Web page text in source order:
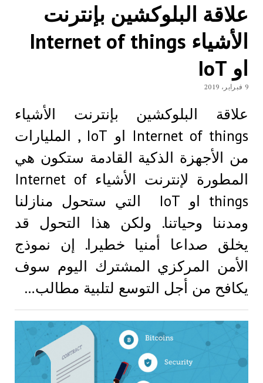
علاقة البلوكشين بإنترنت
الأشياء Internet of things
او IoT
9 فبراير، 2019
علاقة البلوكشين بإنترنت الأشياء
Internet of things او IoT , المليارات
من الأجهزة الذكية القادمة ستكون هي
المطورة لإنترنت الأشياء Internet of
things او IoT التي ستحول منازلنا
ومدننا وحياتنا. ولكن هذا التحول قد
يخلق صداعا أمنيا خطيرا. إن نموذج
الأمن المركزي المشترك اليوم سوف
يكافح من أجل التوسع لتلبية مطالب…